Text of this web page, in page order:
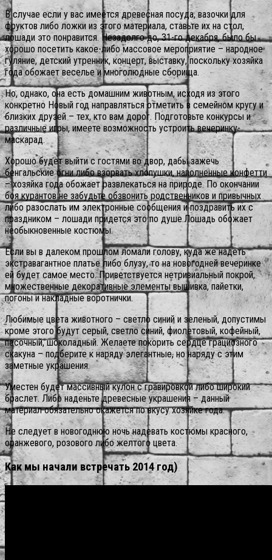
В случае если у вас имеется древесная посуда, вазочки для
фруктов либо ложки из этого материала, ставьте их на стол,
лошади это понравится. Незадолго до, 31-го декабря, было бы
хорошо посетить какое-либо массовое мероприятие – народное
гуляние, детский утренник, концерт, выставку, поскольку хозяйка
года обожает веселье и многолюдные сборища.
Но, однако, она есть домашним животным, исходя из этого
конкретно Новый год направляться отметить в семейном кругу и
близких друзей – тех, кто вам дорог. Подготовьте конкурсы и
различные игры, имеете возможность устроить вечеринку-
маскарад.
Хорошо будет выйти с гостями во двор, дабы зажечь
бенгальские огни либо взорвать хлопушки, наполненные конфетти
– хозяйка года обожает развлекаться на природе. По окончании
боя курантов не забудьте обзвонить родственников и привычных
либо разослать им электронные сообщения и поздравить их с
праздником – лошади придется это по душе.Лошадь обожает
необыкновенные костюмы.
Если вы в далеком прошлом ломали голову, куда же надеть
экстравагантное платье либо блузу, то на новогодней вечеринке
ей будет самое место. Приветствуется нетривиальный покрой,
множественные декоративные элементы вышивка, пайетки,
погоны и накладные воротнички.
Любимые цвета животного – светло синий и зеленый, допустимы
кроме этого будут серый, светло синий, фиолетовый, кофейный,
песочный, шоколадный. Желаете покорить сердце грациозного
скакуна – подберите к наряду элегантные, но наряду с этим
заметные украшения.
Уместен будет массивный кулон с гравировкой либо широкий
браслет. Либо наденьте древесные украшения – данный
материал обязательно окажется по вкусу хозяйке года.
Не следует в новогоднюю ночь надевать костюмы красного,
оранжевого, розового либо желтого цвета.
Как мы начали встречать 2014 год)